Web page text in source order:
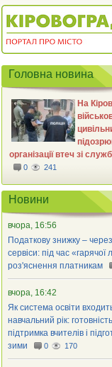
Головна новина
На
організації втеч зі
0 241
Новини
вчора, 16:56
Податкову знижку –
сервіси: під час «гарячої
роз'яснення платникам
вчора, 16:42
Як система освіти
навчальний рік:
підтримка вчителів і
зими
0 170